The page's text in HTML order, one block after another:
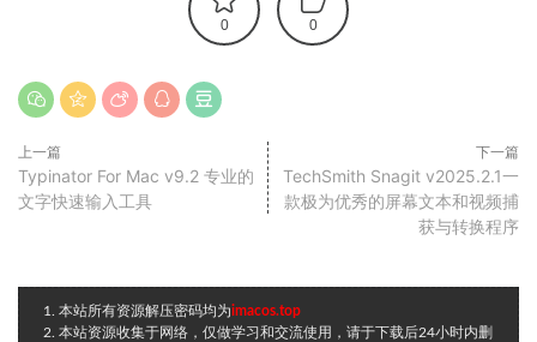
0 0
上一篇
Typinator For Mac v9.2 专业的
文字快速输入工具
下一篇
TechSmith Snagit v2025.2.1一
款极为优秀的屏幕文本和视频捕
获与转换程序
1. 本站所有资源解压密码均为imacos.top
2. 本站资源收集于网络，仅做学习和交流使用，请于下载后24小时内删